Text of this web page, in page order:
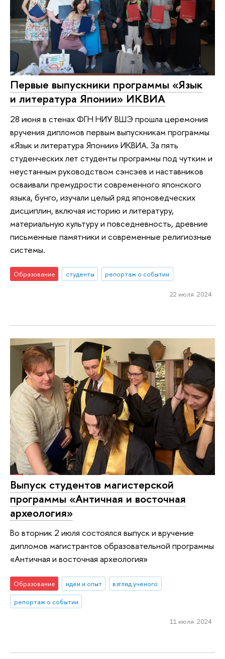
Первые выпускники программы «Язык
и литература Японии» ИКВИА
28 июня в стенах ФГН НИУ ВШЭ прошла церемония
вручения дипломов первым выпускникам программы
«Язык и литература Японии» ИКВИА. За пять
студенческих лет студенты программы под чутким и
неустанным руководством сэнсэев и наставников
осваивали премудрости современного японского
языка, бунго, изучали целый ряд японоведческих
дисциплин, включая историю и литературу,
материальную культуру и повседневность, древние
письменные памятники и современные религиозные
системы.
Образование студенты репортаж о событии
22 июля 2024
Выпуск студентов магистерской
программы «Античная и восточная
археология»
Во вторник 2 июля состоялся выпуск и вручение
дипломов магистрантов образовательной программы
«Античная и восточная археология»
Образование идеи и опыт
взгляд ученого
репортаж о событии
11 июля 2024